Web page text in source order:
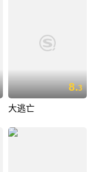
8.3
大逃亡